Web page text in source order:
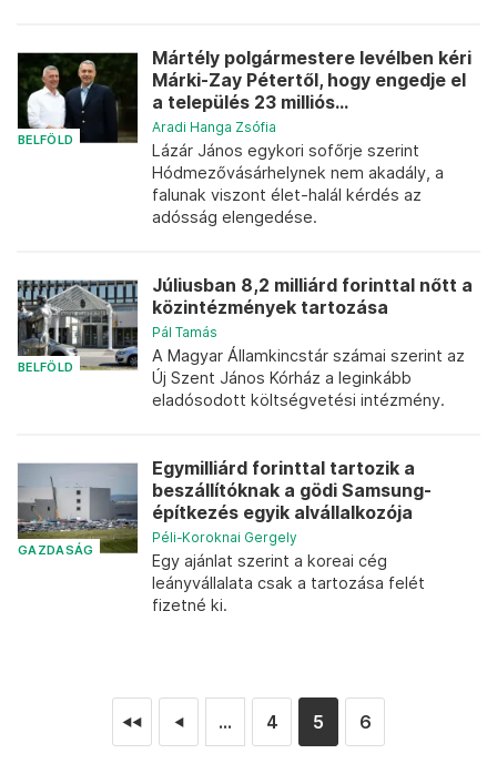
BELFÖLD
Mártély polgármestere levélben kéri
Márki-Zay Pétertől, hogy engedje el
a település 23 milliós...
Aradi Hanga Zsófia
Lázár János egykori sofőrje szerint
Hódmezővásárhelynek nem akadály, a
falunak viszont élet-halál kérdés az
adósság elengedése.
BELFÖLD
Júliusban 8,2 milliárd forinttal nőtt a
közintézmények tartozása
Pál Tamás
A Magyar Államkincstár számai szerint az
Új Szent János Kórház a leginkább
eladósodott költségvetési intézmény.
GAZDASÁG
Egymilliárd forinttal tartozik a
beszállítóknak a gödi Samsung-
építkezés egyik alvállalkozója
Péli-Koroknai Gergely
Egy ajánlat szerint a koreai cég
leányvállalata csak a tartozása felét
fizetné ki.
◄◄ ◄ ... 4 5 6